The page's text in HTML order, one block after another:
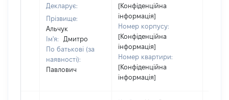
Декларує:
Прізвище:
Альчук
Ім'я:
Дмитро
По батькові (за
наявності):
Павлович
[Конфіденційна
інформація]
Номер корпусу:
[Конфіденційна
інформація]
Номер квартири:
[Конфіденційна
інформація]